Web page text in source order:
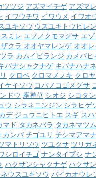
ツツジ アズマイチゲ アズマ
イワウチワ イワウメ イワオ
ユキソウ ウスユキトウヒレン
ミレ エゾノクモマグサ エ
クラ オオヤマレンゲ オオ
ラ カムイビランジ カメバヒ
バナシャクナゲ キバナハナ
クロベ クロマメノキ クロ
ケイソウ コバノコゴメグサ
ドウ 座禅草 シオジ シコタ
ウ シラネニンジン シラヒゲ
デ ジュウニヒトエ スギ ス
マド タカネバラ タカネマツ
カンバチゴユリ チシマアマナ
マトリソウ ツユクサ ツリガ
シロイチゴ ナンタイブシ ナ
ハクサンシャクナゲ ハクサ
ウスユキソウ バイカオウレ